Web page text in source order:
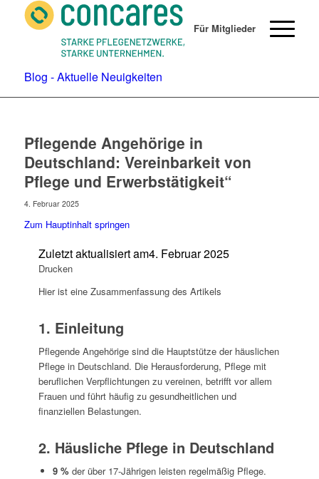
Für Mitglieder
Blog - Aktuelle Neuigkeiten
Pflegende Angehörige in
Deutschland: Vereinbarkeit von
Pflege und Erwerbstätigkeit“
4. Februar 2025
Zum Hauptinhalt springen
Zuletzt aktualisiert am4. Februar 2025
Drucken
Hier ist eine Zusammenfassung des Artikels
1. Einleitung
Pflegende Angehörige sind die Hauptstütze der häuslichen
Pflege in Deutschland. Die Herausforderung, Pflege mit
beruflichen Verpflichtungen zu vereinen, betrifft vor allem
Frauen und führt häufig zu gesundheitlichen und
finanziellen Belastungen.
2. Häusliche Pflege in Deutschland
9 %der über 17-Jährigen leisten regelmäßig Pflege.